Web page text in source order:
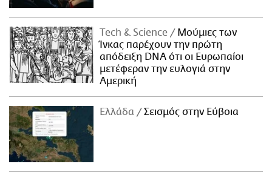
Τech & Science
Μούμιες των
Ίνκας παρέχουν την πρώτη
απόδειξη DNA ότι οι Ευρωπαίοι
μετέφεραν την ευλογιά στην
Αμερική
Ελλάδα Σεισμός στην Εύβοια